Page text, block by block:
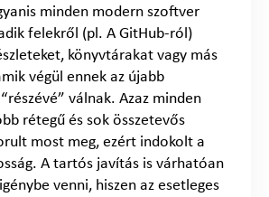
minden modern szoftver
felekről (pl. A GitHub-ról)
könyvtárakat vagy más
végül ennek az újabb
válnak. Azaz minden
rétegű és sok összetevős
most meg, ezért indokolt a
A tartós javítás is várhatóan
venni, hiszen az esetleges